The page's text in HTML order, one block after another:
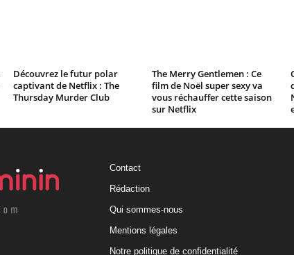
Découvrez le futur polar
captivant de Netflix : The
Thursday Murder Club
The Merry Gentlemen : Ce
film de Noël super sexy va
vous réchauffer cette saison
sur Netflix
Contact
Rédaction
Qui sommes-nous
Mentions légales
Notre politique de confidentialité